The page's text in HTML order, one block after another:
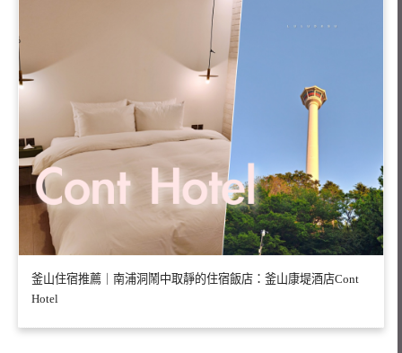
釜山住宿推薦｜南浦洞鬧中取靜的住宿飯店：釜山康堤酒店Cont
Hotel